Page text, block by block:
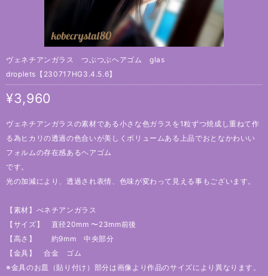
ヴェネチアンガラス つぶつぶヘアゴム glas
droplets【230717HG3.4.5.6】
¥3,960
ヴェネチアンガラスの素材である小さな色ガラスを1粒ずつ焼成し重ねて作
る為ヒカリの透過の色合いが美しくボリュームある上品でおとなかわいい
フォルムの存在感あるヘアゴム
です。
光の加減により、透過され表情、色味が変わって見える事もございます。
【素材】べネチアンガラス
【サイズ】 直径20mm 〜23mm前後
【高さ】 約9mm 中央部分
【金具】 合金 ゴム
※金具のお皿（貼り付け）部分は画像より作品のサイズにより異なります。